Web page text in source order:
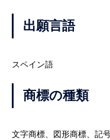
出願言語
スペイン語
商標の種類
文字商標、図形商標、記